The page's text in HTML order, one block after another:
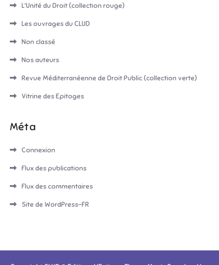
L'Unité du Droit (collection rouge)
Les ouvrages du CLUD
Non classé
Nos auteurs
Revue Méditerranéenne de Droit Public (collection verte)
Vitrine des Epitoges
Méta
Connexion
Flux des publications
Flux des commentaires
Site de WordPress-FR